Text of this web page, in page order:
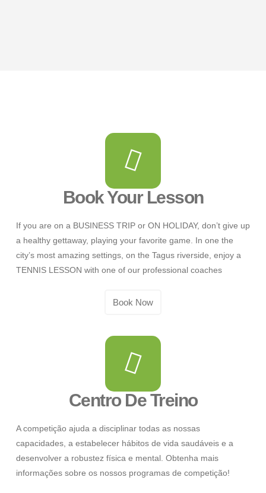
Book Your Lesson
If you are on a BUSINESS TRIP or ON HOLIDAY, don’t give up
a healthy gettaway, playing your favorite game. In one the
city’s most amazing settings, on the Tagus riverside, enjoy a
TENNIS LESSON with one of our professional coaches
Book Now
Centro De Treino
A competição ajuda a disciplinar todas as nossas
capacidades, a estabelecer hábitos de vida saudáveis e a
desenvolver a robustez física e mental. Obtenha mais
informações sobre os nossos programas de competição!